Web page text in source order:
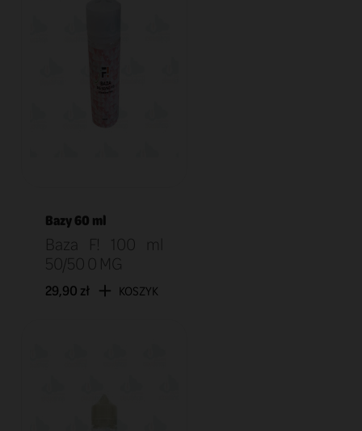
Bazy 60 ml
Baza F! 100 ml
50/50 0 MG
29,90 zł KOSZYK